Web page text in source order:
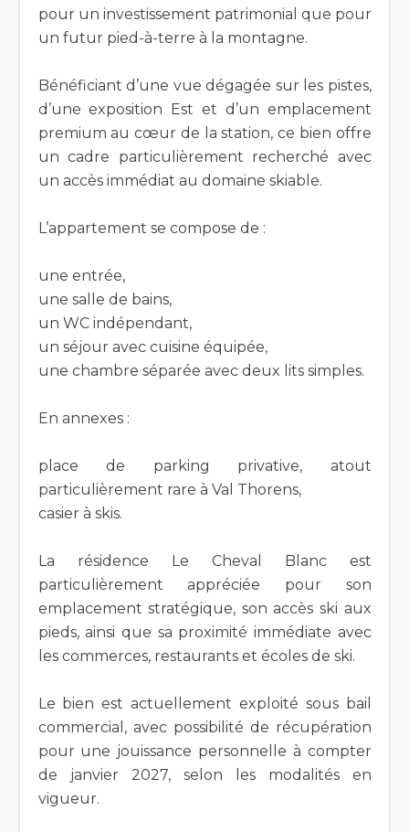
pour un investissement patrimonial que pour
un futur pied-à-terre à la montagne.
Bénéficiant d’une vue dégagée sur les pistes,
d’une exposition Est et d’un emplacement
premium au cœur de la station, ce bien offre
un cadre particulièrement recherché avec
un accès immédiat au domaine skiable.
L’appartement se compose de :
une entrée,
une salle de bains,
un WC indépendant,
un séjour avec cuisine équipée,
une chambre séparée avec deux lits simples.
En annexes :
place de parking privative, atout
particulièrement rare à Val Thorens,
casier à skis.
La résidence Le Cheval Blanc est
particulièrement appréciée pour son
emplacement stratégique, son accès ski aux
pieds, ainsi que sa proximité immédiate avec
les commerces, restaurants et écoles de ski.
Le bien est actuellement exploité sous bail
commercial, avec possibilité de récupération
pour une jouissance personnelle à compter
de janvier 2027, selon les modalités en
vigueur.